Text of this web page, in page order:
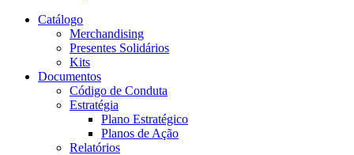
Catálogo
Merchandising
Presentes Solidários
Kits
Documentos
Código de Conduta
Estratégia
Plano Estratégico
Planos de Ação
Relatórios